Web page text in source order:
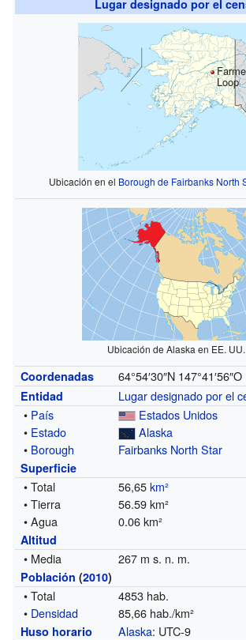
Lugar designado por el
Loop
Ubicación en el Borough de Fairbanks North
Ubicación de Alaska en EE. UU.
Coordenadas 64°54′30″N 147°41′56″O
Entidad
Lugar designado por el
• País
Estados Unidos
• Estado
Alaska
• Borough Fairbanks North Star
Superficie
• Total 56,65km²
• Tierra
56.59 km²
• Agua
0.06 km²
Altitud
• Media 267 m s. n. m.
Población (2010)
• Total
4853 hab.
• Densidad 85,66 hab./km²
Huso horario Alaska: UTC-9